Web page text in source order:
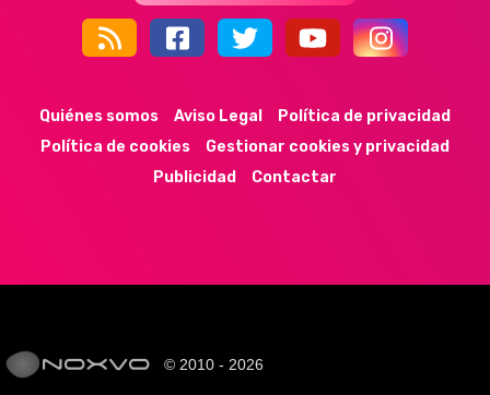
Quiénes somos Aviso Legal
Política de privacidad
Política de cookies
Gestionar cookies y privacidad
Publicidad
Contactar
© 2010 - 2026